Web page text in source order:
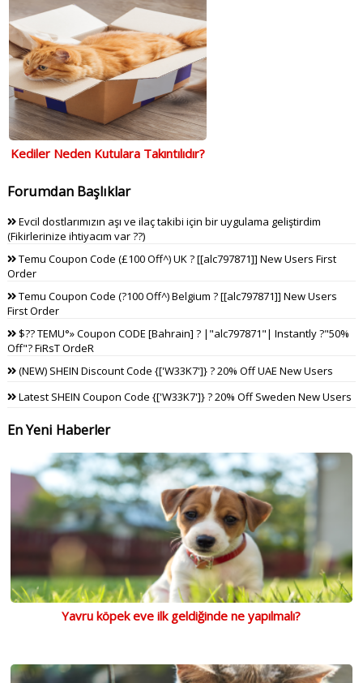
Kediler Neden Kutulara Takıntılıdır?
Forumdan Başlıklar
Evcil dostlarımızın aşı ve ilaç takibi için bir uygulama geliştirdim
(Fikirlerinize ihtiyacım var ??)
Temu Coupon Code (£100 Off^) UK ? [[alc797871]] New Users First
Order
Temu Coupon Code (?100 Off^) Belgium ? [[alc797871]] New Users
First Order
$?? TEMU°» Coupon CODE [Bahrain] ? |"alc797871"| Instantly ?"50%
Off"? FiRsT OrdeR
(NEW) SHEIN Discount Code {['W33K7']} ? 20% Off UAE New Users
Latest SHEIN Coupon Code {['W33K7']} ? 20% Off Sweden New Users
En Yeni Haberler
Yavru köpek eve ilk geldiğinde ne yapılmalı?